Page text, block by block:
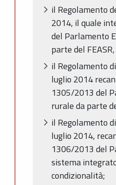
il Regolamento
2014, il quale
del Parlamento
parte del
il Regolamento
luglio 2014
1305/2013 del
rurale da parte
il Regolamento
luglio 2014,
1306/2013 del
sistema
condizionalità;